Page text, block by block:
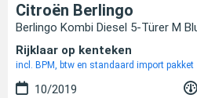
Citroën Berlingo
Berlingo Kombi Diesel 5-Türer M
Rijklaar op kenteken
incl. BPM, btw en standaard import pakket
10/2019